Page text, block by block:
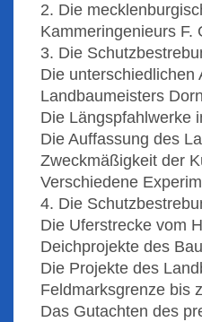
2. Die
Kammeringenieurs F.
3. Die
Die unterschiedlichen
Landbaumeisters
Die Längspfahlwerke
Die Auffassung des
Zweckmäßigkeit der
Verschiedene
4. Die
Die Uferstrecke vom
Deichprojekte des
Die Projekte des
Feldmarksgrenze bis
Das Gutachten des